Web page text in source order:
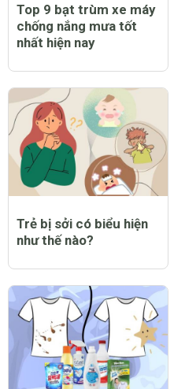
chống nắng mưa tốt
nhất hiện nay
Trẻ bị sởi có biểu hiện
như thế nào?